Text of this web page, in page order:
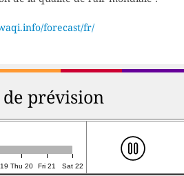
forecast/fr/
de prévision
Thu 20 Fri 21 Sat 22